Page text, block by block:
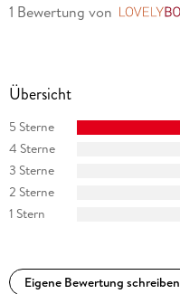
1 Bewertung von
Übersicht
5 Sterne
4 Sterne
3 Sterne
2 Sterne
1 Stern
Eigene Bewertung schreiben